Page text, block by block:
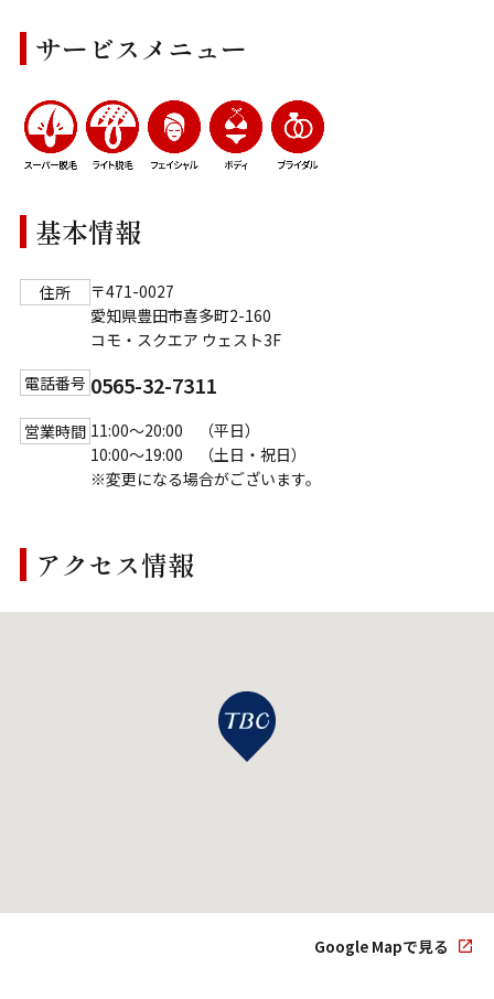
サービスメニュー
基本情報
住所
〒471-0027
愛知県豊田市喜多町2-160
コモ・スクエア ウェスト3F
電話番号 0565-32-7311
営業時間 11:00～20:00 （平日）
10:00～19:00 （土日・祝日）
※変更になる場合がございます。
アクセス情報
Google Mapで見る